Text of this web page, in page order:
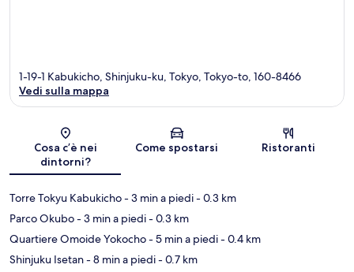
Mappa
1-19-1 Kabukicho, Shinjuku-ku, Tokyo, Tokyo-to, 160-8466
Vedi sulla mappa
Cosa c’è nei
dintorni?
Come spostarsi Ristoranti
Torre Tokyu Kabukicho- 3 min a piedi- 0.3 km
Parco Okubo- 3 min a piedi- 0.3 km
Quartiere Omoide Yokocho- 5 min a piedi- 0.4 km
Shinjuku Isetan- 8 min a piedi- 0.7 km